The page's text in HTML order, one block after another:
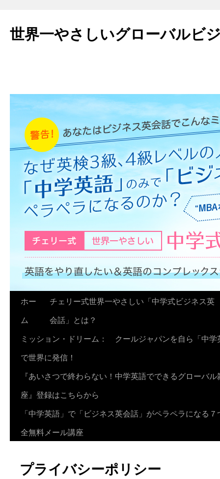
世界一やさしいグローバルビ
キ
プ
ホー
ム
チェリー式世界一やさしい「中学式ビジネス英
会話」とは？
ミッション・ドリーム： クールジャパンを自ら「中学
で世界に発信！
『あいさつで終わらない！中学英語でできるグローバ
座』登録はこちらから
「中学英語」で「ビジネス英会話」がペラペラになる
全無料メール講座
プライバシーポリシー